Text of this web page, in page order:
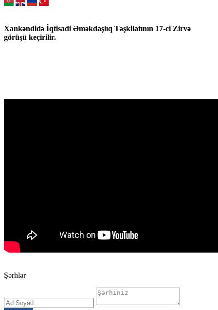
Xankəndidə İqtisadi Əməkdaşlıq Təşkilatının 17-ci Zirvə
görüşü keçirilir.
Şərhlər